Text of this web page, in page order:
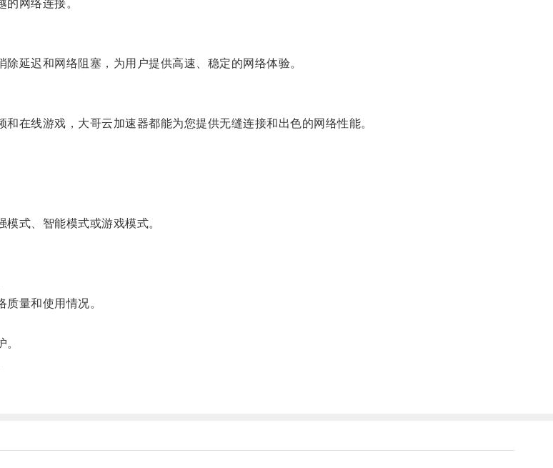
网络连接。
迟和网络阻塞，为用户提供高速、稳定的网络体验。
线游戏，大哥云加速器都能为您提供无缝连接和出色的网络性能。
式、智能模式或游戏模式。
量和使用情况。